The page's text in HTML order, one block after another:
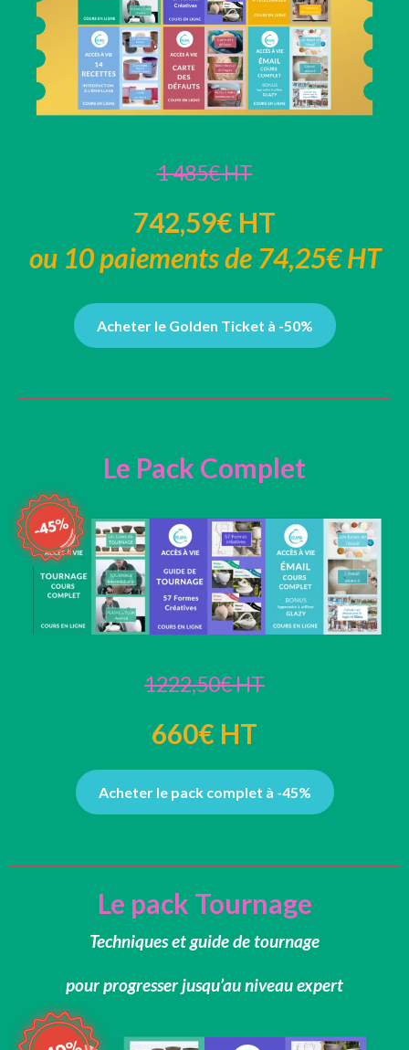
1 485€ HT
742,59€ HT
ou 10 paiements de 74,25€ HT
Acheter le Golden Ticket à -50%
Le Pack Complet
1222,50€ HT
660€ HT
Acheter le pack complet à -45%
Le pack Tournage
Techniques et guide de tournage
pour progresser jusqu’au niveau expert